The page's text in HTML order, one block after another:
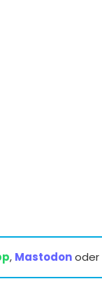
, Mastodonoder